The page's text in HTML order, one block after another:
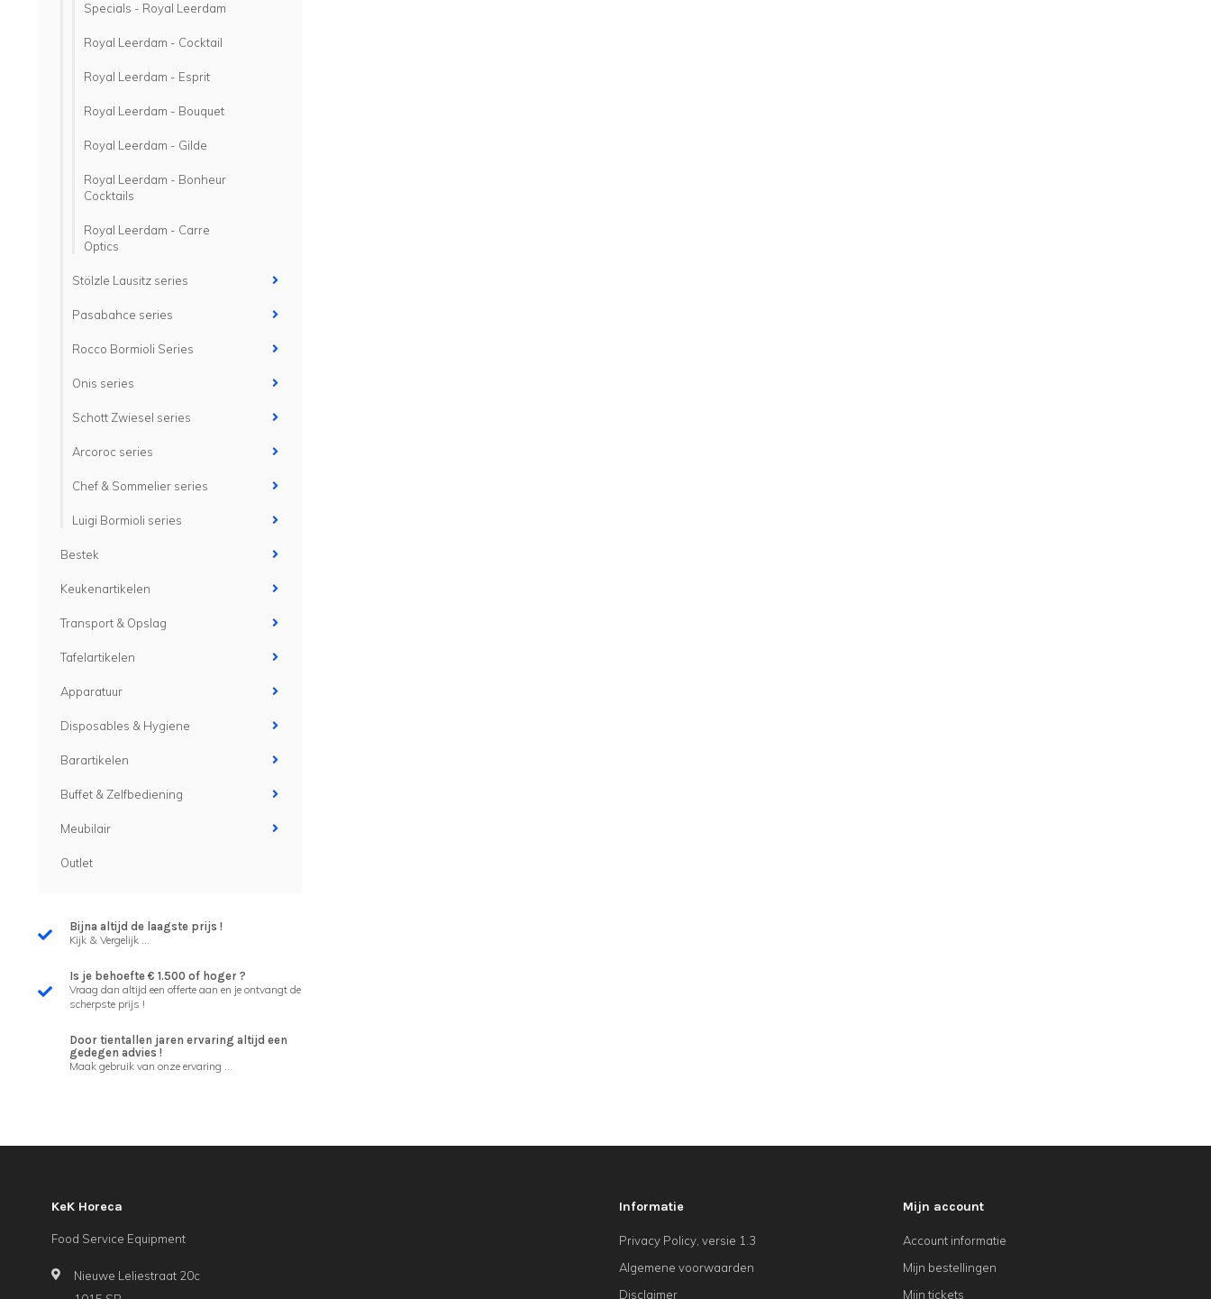
Specials - Royal Leerdam
Royal Leerdam - Cocktail
Royal Leerdam - Esprit
Royal Leerdam - Bouquet
Royal Leerdam - Gilde
Royal Leerdam - Bonheur
Cocktails
Royal Leerdam - Carre
Optics
Stölzle Lausitz series
Pasabahce series
Rocco Bormioli Series
Onis series
Schott Zwiesel series
Arcoroc series
Chef & Sommelier series
Luigi Bormioli series
Bestek
Keukenartikelen
Transport & Opslag
Tafelartikelen
Apparatuur
Disposables & Hygiene
Barartikelen
Buffet & Zelfbediening
Meubilair
Outlet
Bijna altijd de laagste prijs !
Kijk & Vergelijk ...
Is je behoefte € 1.500 of hoger ?
Vraag dan altijd een offerte aan en je ontvangt de
scherpste prijs !
Door tientallen jaren ervaring altijd een
gedegen advies !
Maak gebruik van onze ervaring ...
KeK Horeca
Food Service Equipment
Nieuwe Leliestraat 20c
Informatie
Privacy Policy, versie 1.3
Algemene voorwaarden
Disclaimer
Mijn account
Account informatie
Mijn bestellingen
Mijn tickets